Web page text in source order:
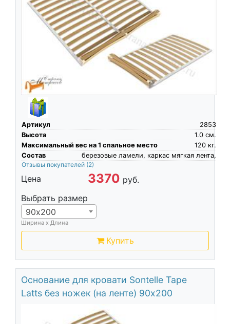
Артикул
2853
Высота
см.
1.0
Максимальный вес на 1 спальное место
кг.
120
Состав
березовые ламели, каркас мягкая лента,
Отзывы покупателей (2)
Цена 3370 руб.
Выбрать размер
90х200
Ширина х Длина
Купить
Основание для кровати Sontelle Tape
Latts без ножек (на ленте) 90х200